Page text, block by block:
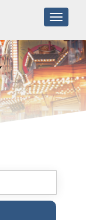
Toggle